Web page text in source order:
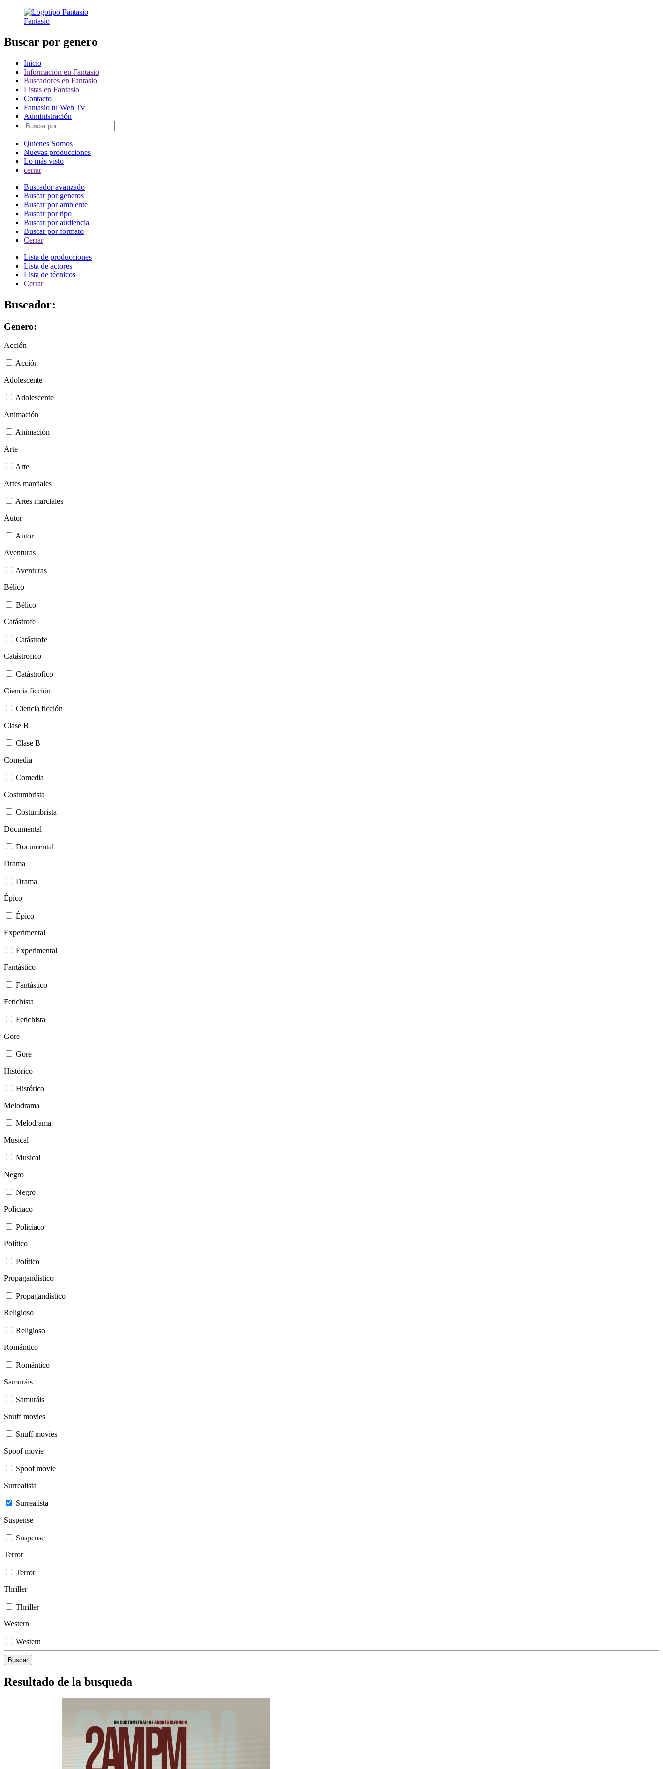
Fantasio
Buscar por genero
Inicio
Información en Fantasio
Buscadores en Fantasio
Listas en Fantasio
Contacto
Fantasio tu Web Tv
Administración
Quienes Somos
Nuevas producciones
Lo más visto
cerrar
Buscador avanzado
Buscar por generos
Buscar por ambiente
Buscar por tipo
Buscar por audiencia
Buscar por formato
Cerrar
Lista de producciones
Lista de actores
Lista de técnicos
Cerrar
Buscador:
Genero:
Acción
Acción
Adolescente
Adolescente
Animación
Animación
Arte
Arte
Artes marciales
Artes marciales
Autor
Autor
Aventuras
Aventuras
Bélico
Bélico
Catástrofe
Catástrofe
Catástrofico
Catástrofico
Ciencia ficción
Ciencia ficción
Clase B
Clase B
Comedia
Comedia
Costumbrista
Costumbrista
Documental
Documental
Drama
Drama
Épico
Épico
Experimental
Experimental
Fantástico
Fantástico
Fetichista
Fetichista
Gore
Gore
Histórico
Histórico
Melodrama
Melodrama
Musical
Musical
Negro
Negro
Policiaco
Policiaco
Político
Político
Propagandístico
Propagandístico
Religioso
Religioso
Romántico
Romántico
Samuráis
Samuráis
Snuff movies
Snuff movies
Spoof movie
Spoof movie
Surrealista
Surrealista
Suspense
Suspense
Terror
Terror
Thriller
Thriller
Western
Western
Resultado de la busqueda